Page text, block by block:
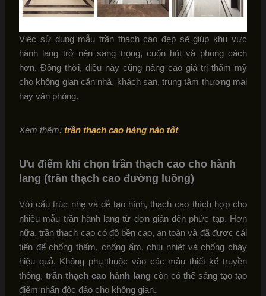
Việc sử dụng mẫu trần thạch cao đẹp sẽ giúp khu vực
hành lang trở nên sang trọng, cuốn hút và phong cách
hơn. Đồng thời, điều này cũng nâng cao giá trị thẩm mỹ
cho không gian căn nhà, khách sạn, trung tâm thương mại
hay văn phòng.
Xem thêm:trần thạch cao hàng nào tốt
Ưu điểm khi chọn trần thạch cao cho hành
lang (trần thạch cao đường luồng)
Với cấu trúc nhẹ và dễ tạo hình, thạch cao thích hợp cho
nhiều mẫu trần hành lang từ đơn giản đến phức tạp. Hơn
nữa, trần thạch cao có độ bền cao, an toàn và đã được cải
tiến để chống thấm, chống ẩm, chịu nhiệt và chống cháy
hiệu quả. Không phụ thuộc vào các mẫu thiết kế truyền
thống,trần thạch cao hành lang còn có thể sáng tạo tạo
điểm nhấn độc đáo cho không gian.